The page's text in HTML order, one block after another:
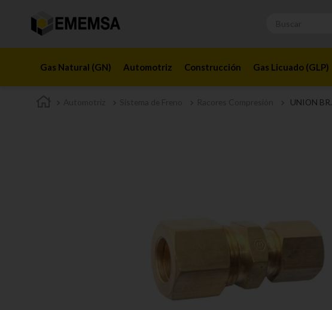
Gas Natural (GN) Automotriz Construcción Gas Licuado (GLP)
UNION